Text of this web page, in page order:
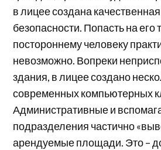
в лицее создана
безопасности. Попасть на его
постороннему человеку
невозможно. Вопреки
здания, в лицее создано
современных компьютерных
Административные и
подразделения частично
арендуемые площади. Это –